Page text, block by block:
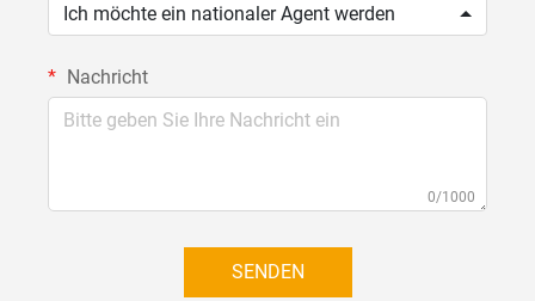
Ich möchte ein nationaler Agent werden
Nachricht
0/1000
SENDEN